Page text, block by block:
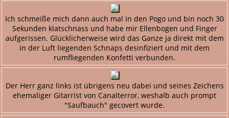
Ich schmeiße mich dann auch mal in den Pogo und bin noch 30
Sekunden klatschnass und habe mir Ellenbogen und Finger
aufgerissen. Glücklicherweise wird das Ganze ja direkt mit dem
in der Luft liegenden Schnaps desinfiziert und mit dem
rumfliegenden Konfetti verbunden.
Der Herr ganz links ist übrigens neu dabei und seines Zeichens
ehemaliger Gitarrist von Canalterror, weshalb auch prompt
"Saufbauch" gecovert wurde.